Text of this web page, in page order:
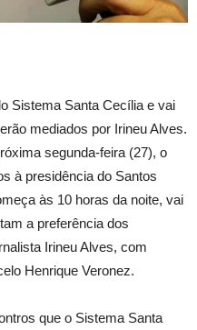
Sistema Santa Cecília e vai
mediados por Irineu Alves.
segunda-feira (27), o
à presidência do Santos
às 10 horas da noite, vai
a preferência dos
Irineu Alves, com
Henrique Veronez.
que o Sistema Santa